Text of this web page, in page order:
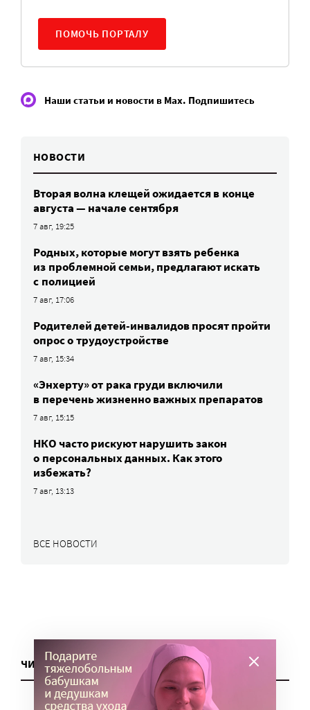
ПОМОЧЬ ПОРТАЛУ
Наши статьи и новости в Max. Подпишитесь
НОВОСТИ
Вторая волна клещей ожидается в конце
августа — начале сентября
7 авг, 19:25
Родных, которые могут взять ребенка
из проблемной семьи, предлагают искать
с полицией
7 авг, 17:06
Родителей детей-инвалидов просят пройти
опрос о трудоустройстве
7 авг, 15:34
«Энхерту» от рака груди включили
в перечень жизненно важных препаратов
7 авг, 15:15
НКО часто рискуют нарушить закон
о персональных данных. Как этого
избежать?
7 авг, 13:13
ВСЕ НОВОСТИ
ЧИТАТЬ ЕЩЕ